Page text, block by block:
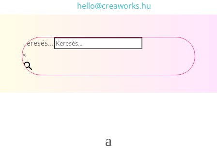
hello@creaworks.hu
Keresés...
×